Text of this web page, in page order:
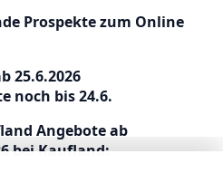
Prospekte zum Online
25.6.2026
noch bis 24.6.
Angebote ab
bei Kaufland: